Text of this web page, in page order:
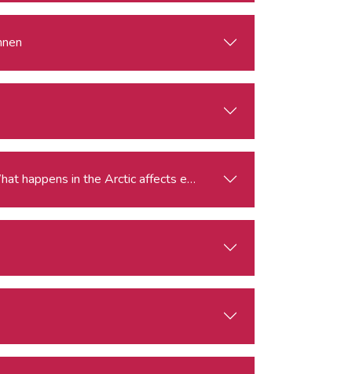
for the Arctic: Climate Change, Economy, Security What happens in the Arctic affects everyone.